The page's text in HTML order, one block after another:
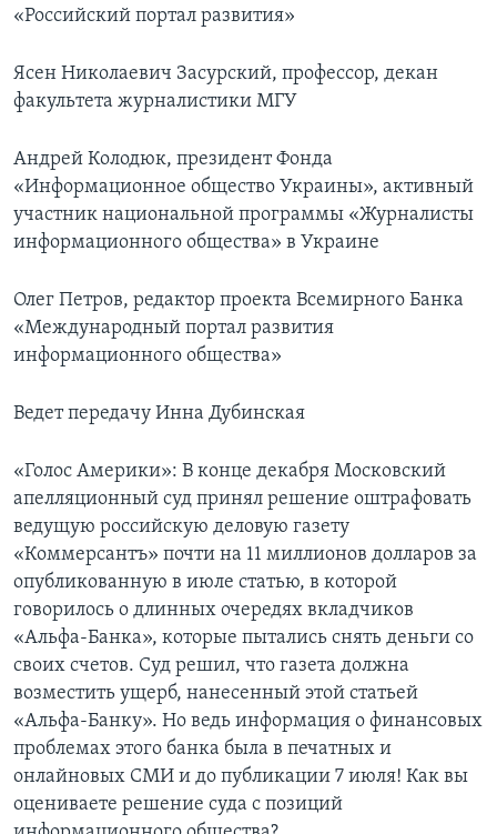
«Российский портал развития»
Ясен Николаевич Засурский, профессор, декан
факультета журналистики МГУ
Андрей Колодюк, президент Фонда
«Информационное общество Украины», активный
участник национальной программы «Журналисты
информационного общества» в Украине
Олег Петров, редактор проекта Всемирного Банка
«Международный портал развития
информационного общества»
Ведет передачу Инна Дубинская
«Голос Америки»: В конце декабря Московский
апелляционный суд принял решение оштрафовать
ведущую российскую деловую газету
«Коммерсантъ» почти на 11 миллионов долларов за
опубликованную в июле статью, в которой
говорилось о длинных очередях вкладчиков
«Альфа-Банка», которые пытались снять деньги со
своих счетов. Суд решил, что газета должна
возместить ущерб, нанесенный этой статьей
«Альфа-Банку». Но ведь информация о финансовых
проблемах этого банка была в печатных и
онлайновых СМИ и до публикации 7 июля! Как вы
оцениваете решение суда с позиций